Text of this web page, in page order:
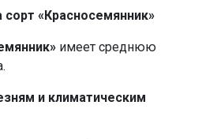
«Красносемянник»
имеет среднюю
и климатическим